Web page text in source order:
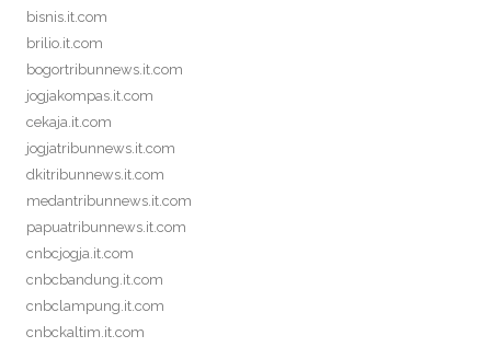
bisnis.it.com
brilio.it.com
bogortribunnews.it.com
jogjakompas.it.com
cekaja.it.com
jogjatribunnews.it.com
dkitribunnews.it.com
medantribunnews.it.com
papuatribunnews.it.com
cnbcjogja.it.com
cnbcbandung.it.com
cnbclampung.it.com
cnbckaltim.it.com